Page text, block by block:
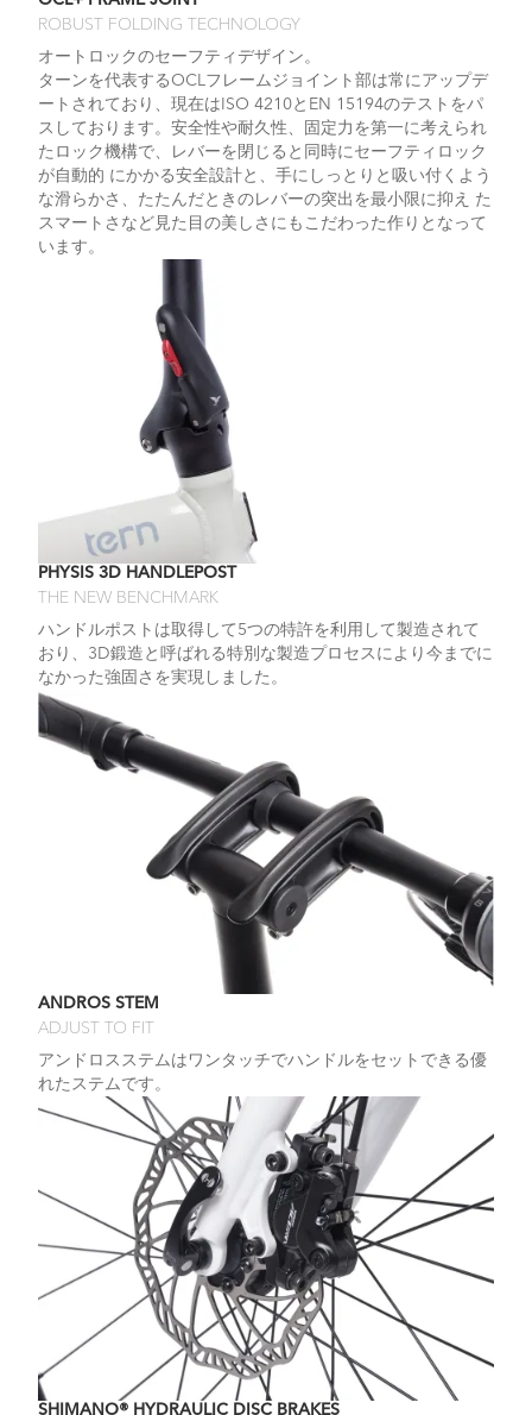
ROBUST FOLDING TECHNOLOGY
オートロックのセーフティデザイン。
ターンを代表するOCLフレームジョイント部は常にアップデ
ートされており、現在はISO 4210とEN 15194のテストをパ
スしております。安全性や耐久性、固定力を第一に考えられ
たロック機構で、レバーを閉じると同時にセーフティロック
が自動的 にかかる安全設計と、手にしっとりと吸い付くよう
な滑らかさ、たたんだときのレバーの突出を最小限に抑え た
スマートさなど見た目の美しさにもこだわった作りとなって
います。
PHYSIS 3D HANDLEPOST
THE NEW BENCHMARK
ハンドルポストは取得して5つの特許を利用して製造されて
おり、3D鍛造と呼ばれる特別な製造プロセスにより今までに
なかった強固さを実現しました。
ANDROS STEM
ADJUST TO FIT
アンドロスステムはワンタッチでハンドルをセットできる優
れたステムです。
SHIMANO® HYDRAULIC DISC BRAKES